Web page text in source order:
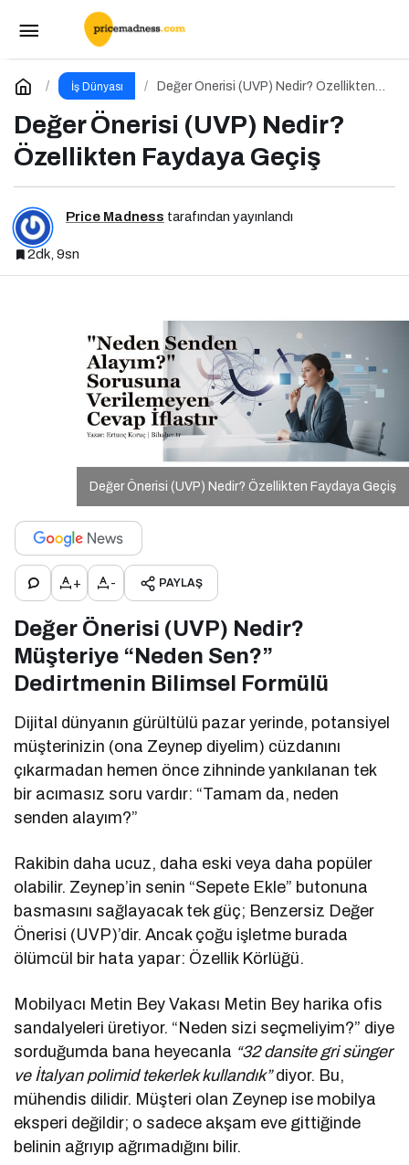
İş Dünyası
Değer Önerisi (UVP) Nedir? Özellikten
Değer Önerisi (UVP) Nedir?
Özellikten Faydaya Geçiş
Price Madness tarafından yayınlandı
2dk, 9sn
Değer Önerisi (UVP) Nedir? Özellikten Faydaya Geçiş
+ - PAYLAŞ
Değer Önerisi (UVP) Nedir?
Müşteriye “Neden Sen?”
Dedirtmenin Bilimsel Formülü
Dijital dünyanın gürültülü pazar yerinde, potansiyel
müşterinizin (ona Zeynep diyelim) cüzdanını
çıkarmadan hemen önce zihninde yankılanan tek
bir acımasız soru vardır: “Tamam da, neden
senden alayım?”
Rakibin daha ucuz, daha eski veya daha popüler
olabilir. Zeynep’in senin “Sepete Ekle” butonuna
basmasını sağlayacak tek güç; Benzersiz Değer
Önerisi (UVP)’dir. Ancak çoğu işletme burada
ölümcül bir hata yapar: Özellik Körlüğü.
Mobilyacı Metin Bey Vakası Metin Bey harika ofis
sandalyeleri üretiyor. “Neden sizi seçmeliyim?” diye
sorduğumda bana heyecanla “32 dansite gri sünger
ve İtalyan polimid tekerlek kullandık”diyor. Bu,
mühendis dilidir. Müşteri olan Zeynep ise mobilya
eksperi değildir; o sadece akşam eve gittiğinde
belinin ağrıyıp ağrımadığını bilir.
EduTalks Etkinliği 25 Aralık’ta İstanbul Medipol
Üniversitesi’nde!
Yorum Yap